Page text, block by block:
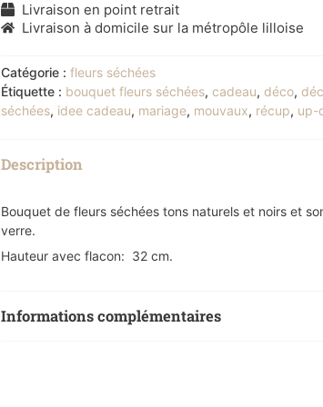
Livraison en point retrait
Livraison à domicile sur la métropôle lilloise
Catégorie :fleurs séchées
Étiquette : bouquet fleurs séchées,cadeau,déco,
séchées, idee cadeau, mariage, mouvaux, récup, up-
Description
Bouquet de fleurs séchées tons naturels et noirs et
verre.
Hauteur avec flacon: 32 cm.
Informations complémentaires